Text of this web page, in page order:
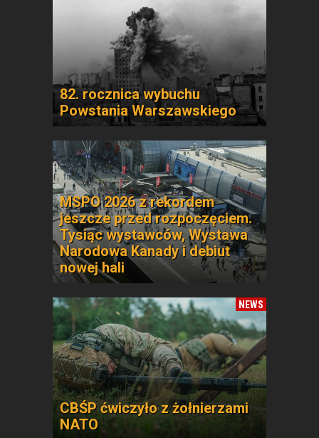
82. rocznica wybuchu
Powstania Warszawskiego
MSPO 2026 z rekordem
jeszcze przed rozpoczęciem.
Tysiąc wystawców, Wystawa
Narodowa Kanady i debiut
nowej hali
NEWS
CBŚP ćwiczyło z żołnierzami
NATO